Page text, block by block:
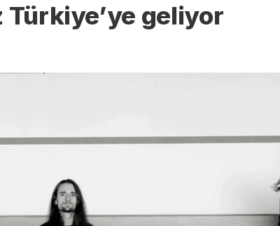
geliyor